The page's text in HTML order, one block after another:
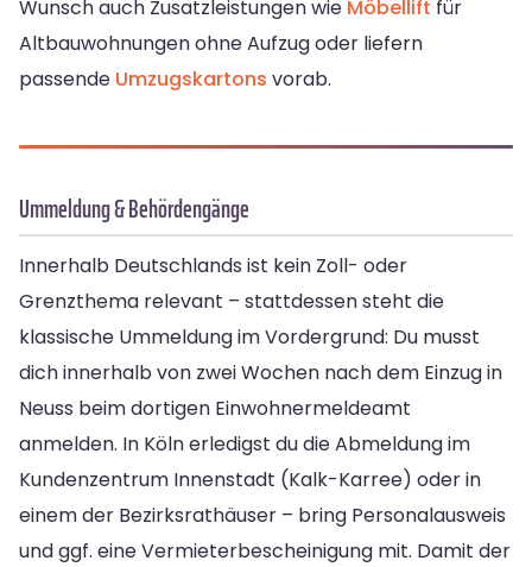
Wunsch auch Zusatzleistungen wie Möbellift für
Altbauwohnungen ohne Aufzug oder liefern
passende Umzugskartons vorab.
Ummeldung & Behördengänge
Innerhalb Deutschlands ist kein Zoll- oder
Grenzthema relevant – stattdessen steht die
klassische Ummeldung im Vordergrund: Du musst
dich innerhalb von zwei Wochen nach dem Einzug in
Neuss beim dortigen Einwohnermeldeamt
anmelden. In Köln erledigst du die Abmeldung im
Kundenzentrum Innenstadt (Kalk-Karree) oder in
einem der Bezirksrathäuser – bring Personalausweis
und ggf. eine Vermieterbescheinigung mit. Damit der